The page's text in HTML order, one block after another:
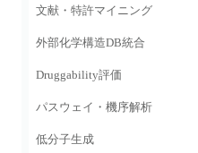
文献・特許マイニング
外部化学構造DB統合
Druggability評価
パスウェイ・機序解析
低分子生成